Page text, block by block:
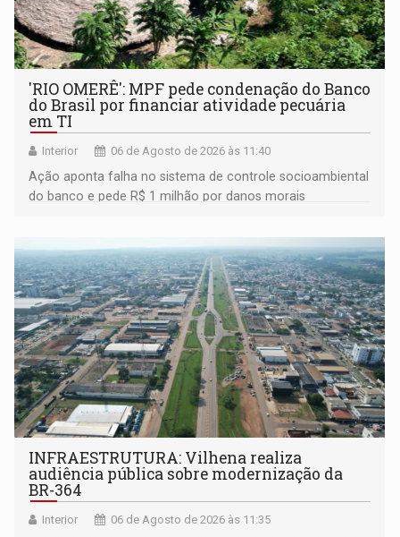
'RIO OMERÊ': MPF pede condenação do Banco
do Brasil por financiar atividade pecuária
em TI
Interior 06 de Agosto de 2026 às 11:40
Ação aponta falha no sistema de controle socioambiental
do banco e pede R$ 1 milhão por danos morais
INFRAESTRUTURA: Vilhena realiza
audiência pública sobre modernização da
BR-364
Interior 06 de Agosto de 2026 às 11:35